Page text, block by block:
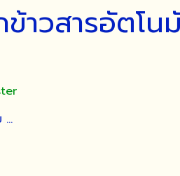
าวสารอัตโ
…